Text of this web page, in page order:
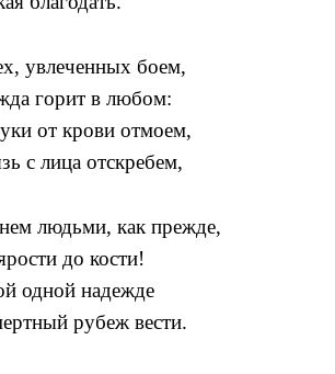
увлеченных боем,
горит в любом:
от крови отмоем,
с лица отскребем,
людьми, как прежде,
до кости!
одной надежде
рубеж вести.